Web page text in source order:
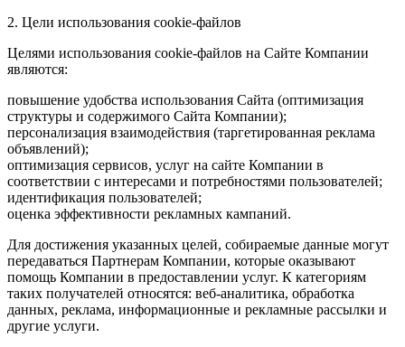
2. Цели использования cookie-файлов
Целями использования cookie-файлов на Сайте Компании
являются:
повышение удобства использования Сайта (оптимизация
структуры и содержимого Сайта Компании);
персонализация взаимодействия (таргетированная реклама
объявлений);
оптимизация сервисов, услуг на сайте Компании в
соответствии с интересами и потребностями пользователей;
идентификация пользователей;
оценка эффективности рекламных кампаний.
Для достижения указанных целей, собираемые данные могут
передаваться Партнерам Компании, которые оказывают
помощь Компании в предоставлении услуг. К категориям
таких получателей относятся: веб-аналитика, обработка
данных, реклама, информационные и рекламные рассылки и
другие услуги.